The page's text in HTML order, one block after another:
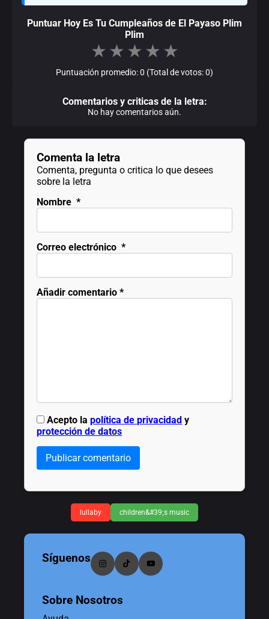
Puntuar Hoy Es Tu Cumpleaños de El Payaso Plim
Plim
★ ★ ★ ★ ★
Puntuación promedio: 0 (Total de votos: 0)
Comentarios y criticas de la letra:
No hay comentarios aún.
Comenta la letra
Comenta, pregunta o critica lo que desees
sobre la letra
Nombre *
Correo electrónico *
Añadir comentario *
Acepto lapolítica de privacidad y
protección de datos
Publicar comentario
lullaby children&#39;s music
Síguenos
Sobre Nosotros